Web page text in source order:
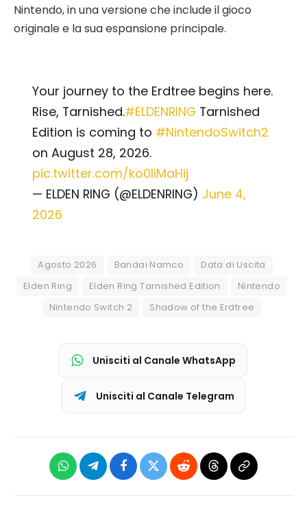
Nintendo, in una versione che include il gioco
originale e la sua espansione principale.
Your journey to the Erdtree begins here.
Rise, Tarnished.#ELDENRING Tarnished
Edition is coming to #NintendoSwitch2
on August 28, 2026.
pic.twitter.com/ko0liMaHij
— ELDEN RING (@ELDENRING) June 4,
2026
Agosto 2026 Bandai Namco
Data di Uscita
Elden Ring
Elden Ring Tarnished Edition
Nintendo
Nintendo Switch 2
Shadow of the Erdtree
Unisciti al Canale WhatsApp
Unisciti al Canale Telegram
WhatsAppTelegramFacebook
X
Reddit ThreadsCopia